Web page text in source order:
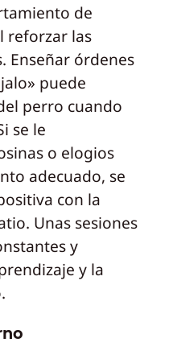
de
reforzar las
Enseñar órdenes
puede
perro cuando
se le
o elogios
adecuado, se
con la
Unas sesiones
y
y la